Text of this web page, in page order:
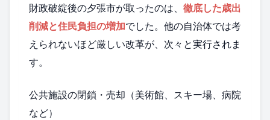
財政破綻後の夕張市が取ったのは、 徹底した歳出
削減と住民負担の増加でした。他の自治体では考
えられないほど厳しい改革が、次々と実行されま
す。
公共施設の閉鎖・売却（美術館、スキー場、病院
など）